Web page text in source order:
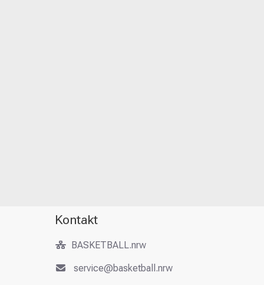
Kontakt
BASKETBALL.nrw
service@basketball.nrw